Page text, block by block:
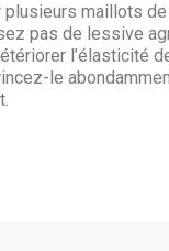
maillots
pas de lessive
l’élasticité
le